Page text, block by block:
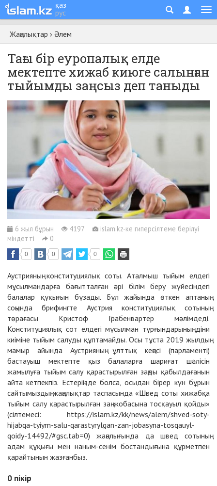
қаз
рус
Жаңалықтар › Әлем
Тағы бір еуропалық елде
мектепте хижаб киюге салынған
тыйымды заңсыз деп таныды
6 жыл бұрын 4197
islam.kz-ке гиперсілтеме берілуі
міндетті
0
0 0 0
Аустрияның конституциялық соты. Аталмыш тыйым елдегі
мұсылмандарға бағытталған әрі білім беру жүйесіндегі
балалар құқығын бұзады. Бұл жайында өткен аптаның
соңында брифингте Аустрия конституциялық сотының
төрағасы Кристоф Грабенвартер мәлімдеді.
Конституциялық сот елдегі мұсылман тұрғындарының діни
киіміне тыйым салуды құптамайды. Осы тұста 2019 жылдың
мамыр айында Аустрияның ұлттық кеңесі (парламенті)
бастауыш мектепте қыз балаларға шариғат шәлісін
жамылуға тыйым салу қарастырылған заңды қабылдағанын
айта кетпекпіз. Естеріңізде болса, осыдан бірер күн бұрын
сайтымыздың жаңалықтар таспасында «Швед соты хижабқа
тыйым салу қарастырылған заң жобасына тосқауыл қойды»
(сілтемесі: https://islam.kz/kk/news/alem/shved-soty-
hijabqa-tyiym-salu-qarastyrylgan-zan-jobasyna-tosqauyl-
qoidy-14492/#gsc.tab=0) жаңалығында да швед сотының
адам құқығы мен наным-сенім бостандығына құрметпен
қарайтынын жазғанбыз.
0 пікір